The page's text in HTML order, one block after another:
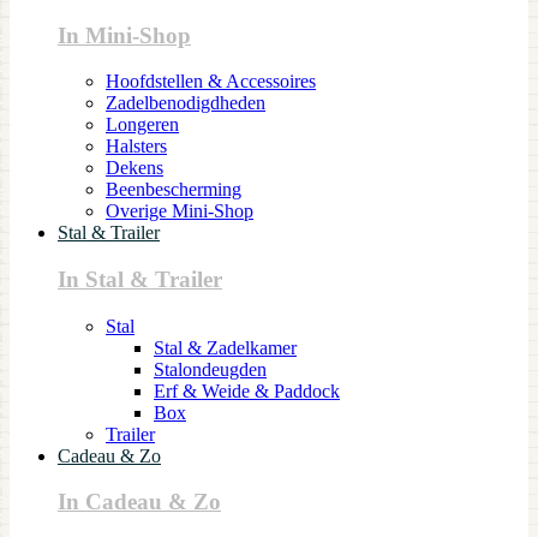
In Mini-Shop
Hoofdstellen & Accessoires
Zadelbenodigdheden
Longeren
Halsters
Dekens
Beenbescherming
Overige Mini-Shop
Stal & Trailer
In Stal & Trailer
Stal
Stal & Zadelkamer
Stalondeugden
Erf & Weide & Paddock
Box
Trailer
Cadeau & Zo
In Cadeau & Zo